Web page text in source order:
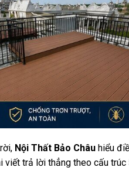
Nội Thất Bảo Châu hiểu
viết trả lời thẳng theo cấu trúc